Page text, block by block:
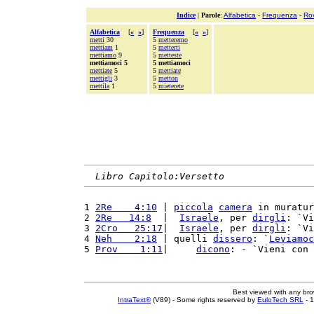
Indice| Parole: Alfabetica - Frequenza -
Alfabetica [« »]
metti 30
mettiam 1
mettiamo 9
mettiamoci 5
mettiate 5
mettigli 3
mettila 1
Frequenza [« »]
5 metteremo
5 metterti
5 metteste
5 mettiamoci
5 mettiate
5 metton
5 mieterete
Libro Capitolo:Versetto
1 2Re    4:10 piccola camera in
2 2Re   14:8 Israele , per dirgli :
3 2Cro   25:17 Israele , per dirgli :
4 Neh    2:18 | quelli dissero : `
5 Prov    1:11 dicono : - `Vieni
Best viewed with any
IntraText®(V89) - Some rights reserved by EuloTech SRL -